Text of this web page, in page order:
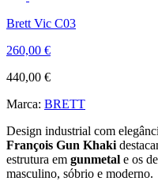
Brett Vic C03
260,00 €
440,00 €
Marca: BRETT
Design industrial com
François Gun Khaki
estrutura em gunmetal e os
masculino, sóbrio e moderno.